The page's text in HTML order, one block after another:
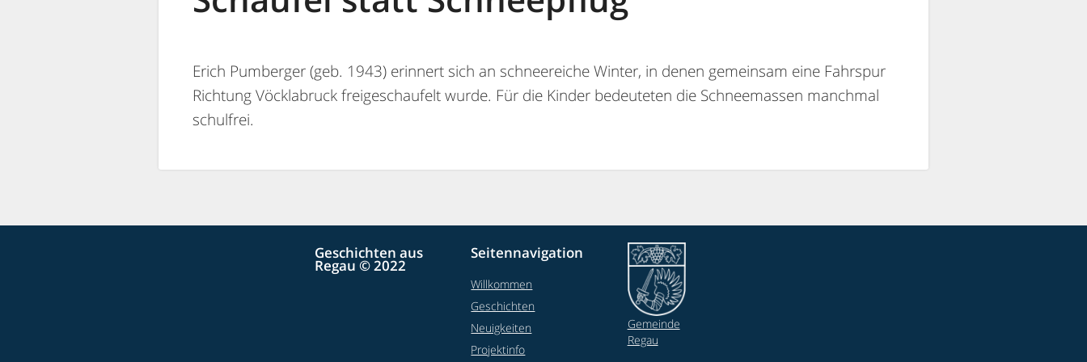
Erich Pumberger (geb. 1943) erinnert sich an schneereiche Winter, in denen gemeinsam eine Fahrspur
Richtung Vöcklabruck freigeschaufelt wurde. Für die Kinder bedeuteten die Schneemassen manchmal
schulfrei.
Geschichten aus
Regau © 2022
Seitennavigation
Willkommen
Geschichten
Neuigkeiten
Projektinfo
Gemeinde
Regau